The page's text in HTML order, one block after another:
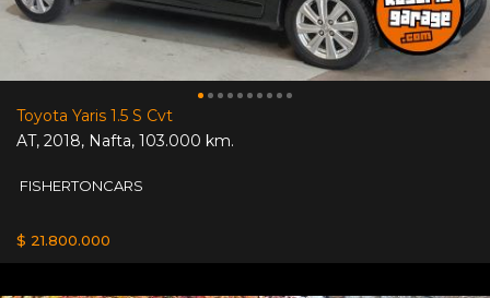
Toyota Yaris 1.5 S Cvt
AT, 2018, Nafta, 103.000 km.
FISHERTONCARS
$ 21.800.000